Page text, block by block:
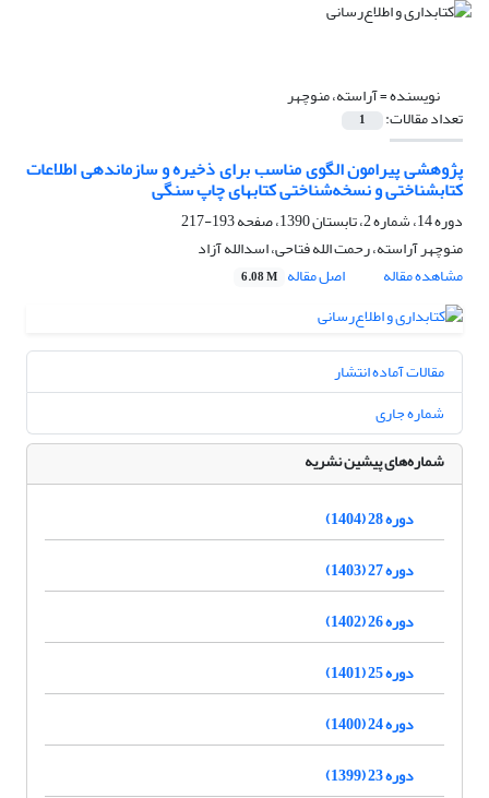
نویسنده =آراسته، منوچهر
تعداد مقالات: 1
پژوهشی پیرامون الگوی مناسب برای ذخیره و سازماندهی اطلاعات
کتابشناختی و نسخه‌شناختی کتابهای چاپ سنگی
دوره 14، شماره 2، تابستان 1390، صفحه
193-217
منوچهر آراسته، رحمت الله فتاحی، اسدالله آزاد
مشاهده مقاله
اصل مقاله 6.08 M
مقالات آماده انتشار
شماره جاری
شماره‌های پیشین نشریه
دوره 28 (1404)
دوره 27 (1403)
دوره 26 (1402)
دوره 25 (1401)
دوره 24 (1400)
دوره 23 (1399)